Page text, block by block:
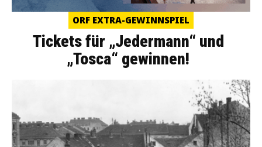
ORF EXTRA-GEWINNSPIEL
Tickets für „Jedermann“ und
„Tosca“ gewinnen!